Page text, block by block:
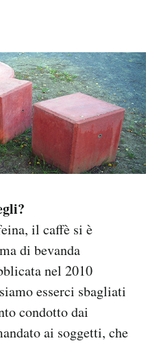
il caffè si è
di bevanda
nel 2010
esserci sbagliati
condotto dai
ai soggetti, che